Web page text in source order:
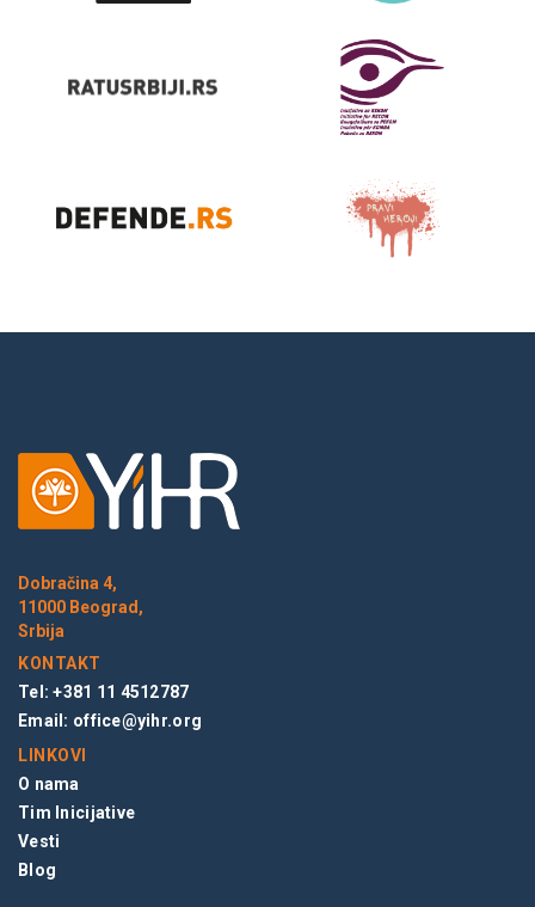
Dobračina 4,
11000 Beograd,
Srbija
KONTAKT
Tel: +381 11 4512787
Email: office@yihr.org
LINKOVI
O nama
Tim Inicijative
Vesti
Blog